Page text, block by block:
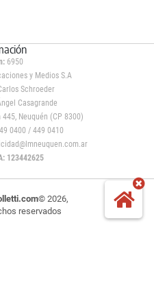
6950
y Medios S.A
Schroeder
Casagrande
Neuquén (CP 8300)
0400 / 449 0410
123442625
© 2026,
reservados